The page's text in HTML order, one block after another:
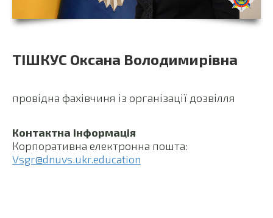
ТІШКУС Оксана Володимирівна
провідна фахівчиня із організації дозвілля
Контактна інформація
Корпоративна електронна пошта:
Vsgr@dnuvs.ukr.education